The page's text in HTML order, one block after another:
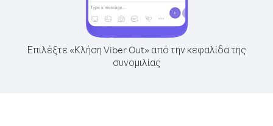
Επιλέξτε «Κλήση Viber Out» από την κεφαλίδα της
συνομιλίας